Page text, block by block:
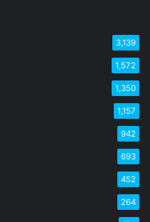
3,139
1,572
1,350
1,157
942
693
452
264